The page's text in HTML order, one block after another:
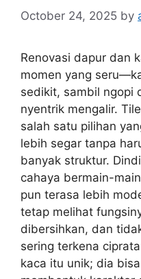
October 24, 2025 by
Renovasi dapur dan
momen yang
sedikit, sambil ngopi
nyentrik mengalir.
salah satu pilihan
lebih segar tanpa
banyak struktur.
cahaya bermain-
pun terasa lebih
tetap melihat
dibersihkan, dan
sering terkena
kaca itu unik; dia